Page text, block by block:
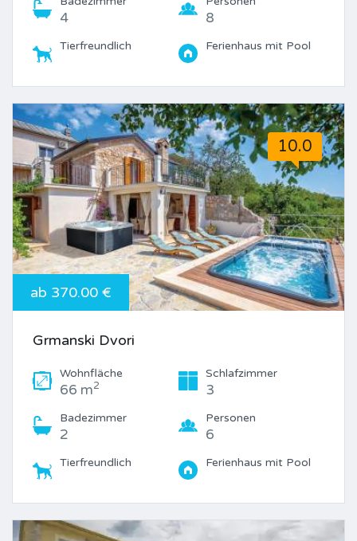
4 8
Tierfreundlich Ferienhaus mit Pool
10.0
ab 370.00 €
Grmanski Dvori
Wohnfläche
66 m2
Schlafzimmer
3
Badezimmer
2
Personen
6
Tierfreundlich Ferienhaus mit Pool